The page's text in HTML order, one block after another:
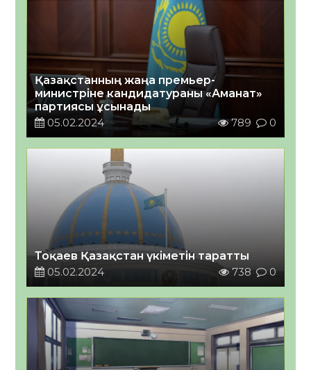
Қазақстанның жаңа премьер-
министріне кандидатураны «Аманат»
партиясы ұсынады
05.02.2024
789 0
Тоқаев Қазақстан үкіметін таратты
05.02.2024
738 0